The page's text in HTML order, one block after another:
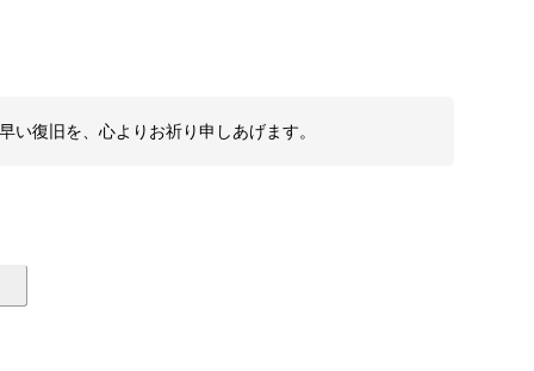
復旧を、心よりお祈り申しあげます。